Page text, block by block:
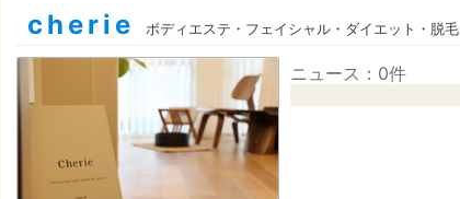
cherie ボディエステ・フェイシャル・ダイエット・脱毛
ニュース：0件